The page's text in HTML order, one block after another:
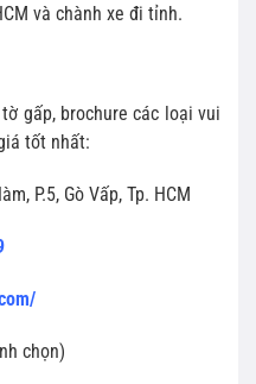
và chành xe đi tỉnh.
tờ gấp, brochure các loại vui
tốt nhất:
P.5, Gò Vấp, Tp. HCM
chọn)